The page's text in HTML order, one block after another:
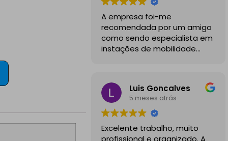
A empresa foi-me
recomendada por um amigo
como sendo especialista em
instações de mobilidade
profissionais, comunicativos e
disponiveis para todas as
minhas dúvidas.
A instalação de tomada
reforçada em garagem
Luis Goncalves
5 meses atrás
Excelente trabalho, muito
profissional e organizado. A